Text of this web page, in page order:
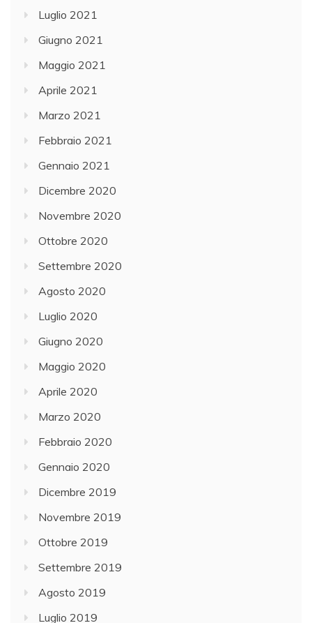
Luglio 2021
Giugno 2021
Maggio 2021
Aprile 2021
Marzo 2021
Febbraio 2021
Gennaio 2021
Dicembre 2020
Novembre 2020
Ottobre 2020
Settembre 2020
Agosto 2020
Luglio 2020
Giugno 2020
Maggio 2020
Aprile 2020
Marzo 2020
Febbraio 2020
Gennaio 2020
Dicembre 2019
Novembre 2019
Ottobre 2019
Settembre 2019
Agosto 2019
Luglio 2019